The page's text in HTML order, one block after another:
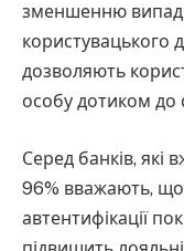
зменшенню
користувацького
дозволяють
особу дотиком до
Серед банків, які
96% вважають, що
автентифікації